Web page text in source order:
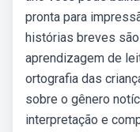
pronta para
histórias breves
aprendizagem de
ortografia das
sobre o gênero
interpretação e